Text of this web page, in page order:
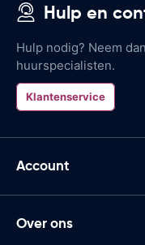
Hulp en
Hulp nodig? Neem
huurspecialisten.
Klantenservice
Account
Over ons